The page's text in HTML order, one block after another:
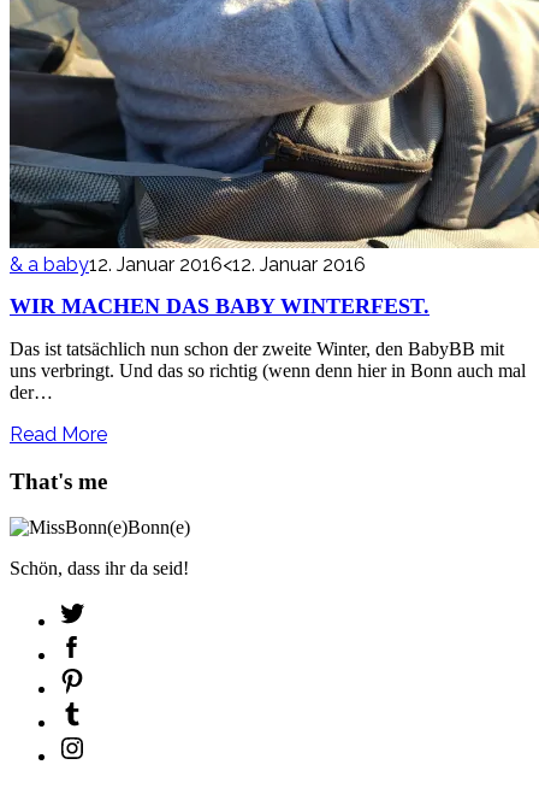
& a baby12. Januar 2016<12. Januar 2016
WIR MACHEN DAS BABY WINTERFEST.
Das ist tatsächlich nun schon der zweite Winter, den BabyBB mit
uns verbringt. Und das so richtig (wenn denn hier in Bonn auch mal
der…
Read More
That's me
Schön, dass ihr da seid!